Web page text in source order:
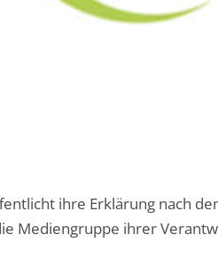
ihre Erklärung nach
Mediengruppe ihrer